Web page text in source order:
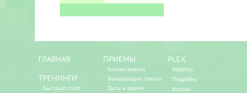
ГЛАВНАЯ
ТРЕНИНГИ
Быстрый старт
ПРИЕМЫ
Бизнес-анализ
Выпадающие списки
Даты и время
PLEX
Коротко
Подробно
Версии